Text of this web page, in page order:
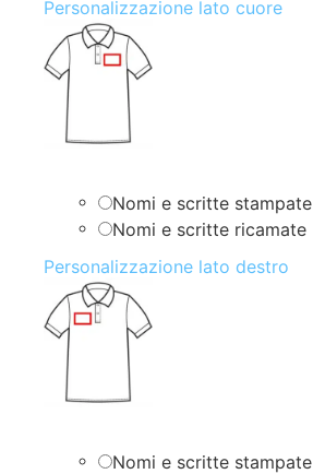
Personalizzazione lato cuore
Nomi e scritte stampate
Nomi e scritte ricamate
Personalizzazione lato destro
Nomi e scritte stampate